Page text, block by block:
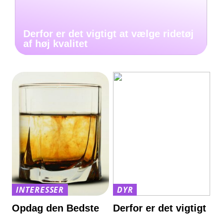
Derfor er det vigtigt at vælge ridetøj
af høj kvalitet
INTERESSER
Opdag den Bedste
DYR
Derfor er det vigtigt